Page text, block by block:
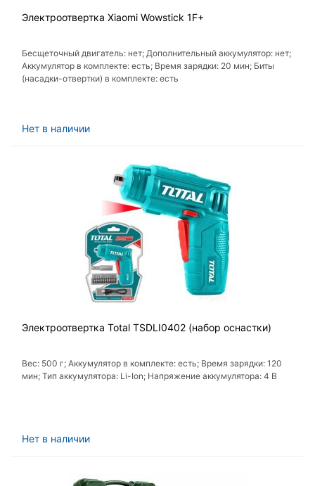
Электроотвертка Xiaomi Wowstick 1F+
Бесщеточный двигатель: нет; Дополнительный аккумулятор: нет;
Аккумулятор в комплекте: есть; Время зарядки: 20 мин; Биты
(насадки-отвертки) в комплекте: есть
Нет в наличии
Электроотвертка Total TSDLI0402 (набор оснастки)
Вес: 500 г; Аккумулятор в комплекте: есть; Время зарядки: 120
мин; Тип аккумулятора: Li-Ion; Напряжение аккумулятора: 4 В
Нет в наличии